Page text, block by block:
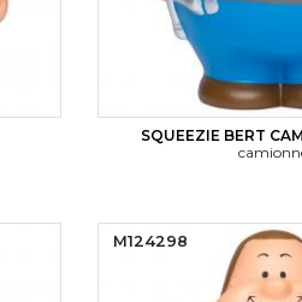
SQUEEZIE BERT
M124298